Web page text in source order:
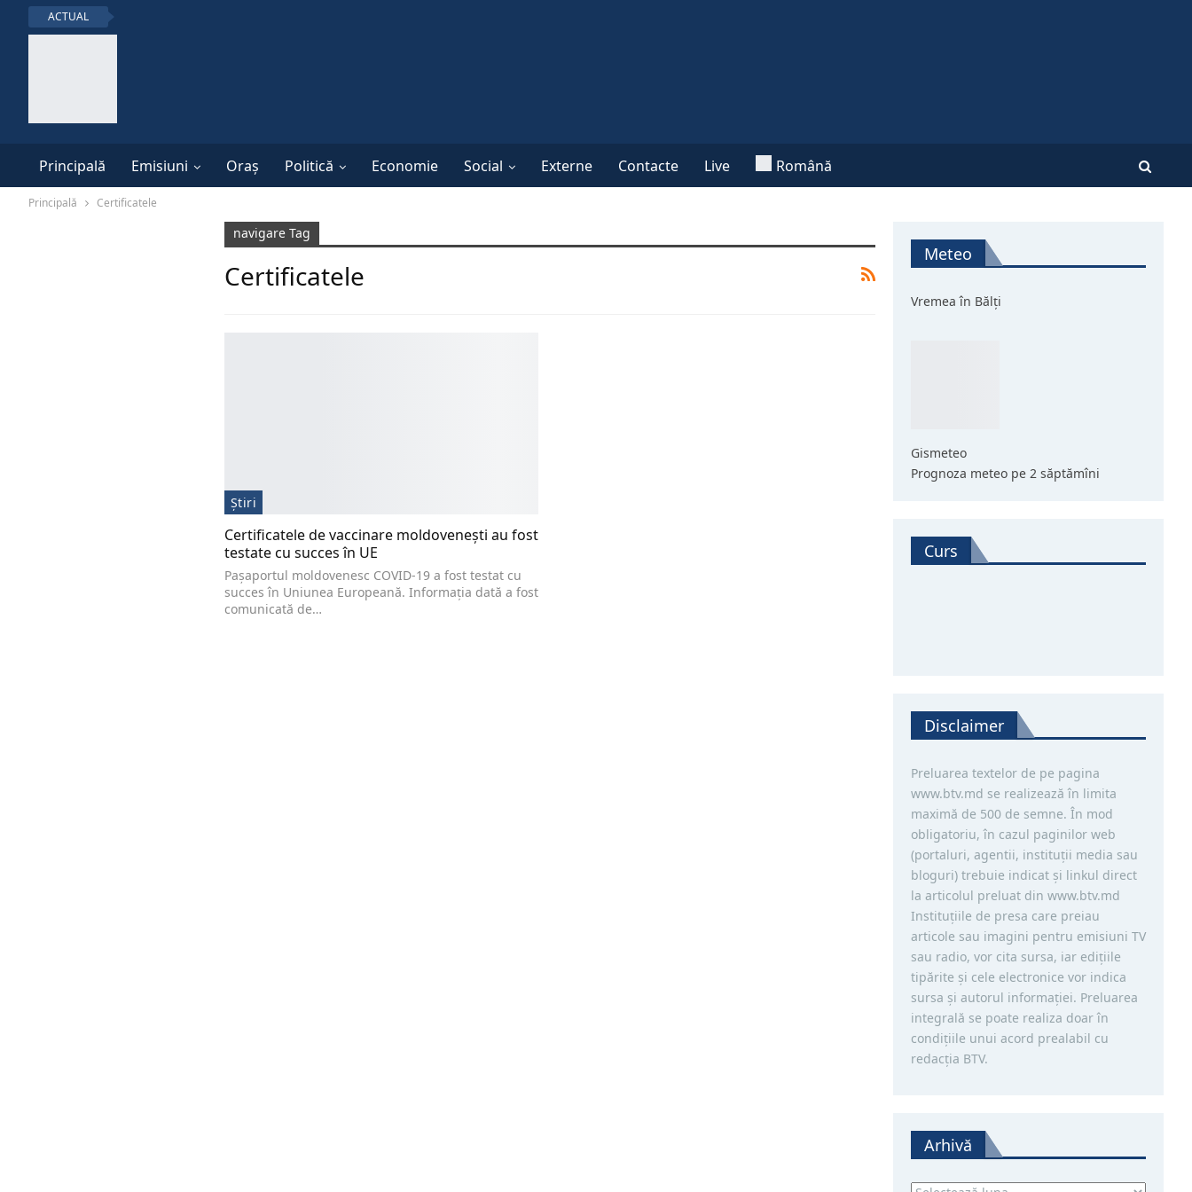
ACTUAL
Principală Emisiuni Oraș Politică Economie Social Externe Contacte Live Română
Principală Certificatele
navigare Tag
Certificatele
Știri
Certificatele de vaccinare moldovenești au fost
testate cu succes în UE
Pașaportul moldovenesc COVID-19 a fost testat cu
succes în Uniunea Europeană. Informația dată a fost
comunicată de…
Meteo
Vremea în Bălți
Gismeteo
Prognoza meteo pe 2 săptămîni
Curs
Disclaimer
Preluarea textelor de pe pagina
www.btv.md se realizează în limita
maximă de 500 de semne. În mod
obligatoriu, în cazul paginilor web
(portaluri, agentii, instituţii media sau
bloguri) trebuie indicat şi linkul direct
la articolul preluat din www.btv.md
Instituţiile de presa care preiau
articole sau imagini pentru emisiuni TV
sau radio, vor cita sursa, iar ediţiile
tipărite și cele electronice vor indica
sursa şi autorul informaţiei. Preluarea
integrală se poate realiza doar în
condiţiile unui acord prealabil cu
redacţia BTV.
Arhivă